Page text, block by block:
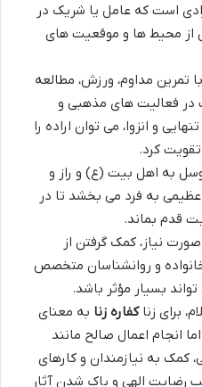
است که عامل یا شریک در
از محیط ها و موقعیت های
با تمرین مداوم، ورزش، مطالعه
در فعالیت های مذهبی و
و انزوا، می توان اراده را
کرد.
به اهل بیت (ع) و راز و
عظیمی به فرد می بخشد تا در
قدم بماند.
نیاز، کمک گرفتن از
و روانشناسان متخصص
بسیار مؤثر باشد.
برای زناکفاره زنا به معنای
انجام اعمال صالح مانند
کمک به نیازمندان و کارهای
رضایت الهی و پاک شدن آثار